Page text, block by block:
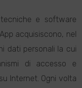
e software
acquisiscono, nel
dati personali la cui
di accesso e
Internet. Ogni volta